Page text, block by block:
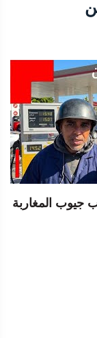
جيوب المغاربة